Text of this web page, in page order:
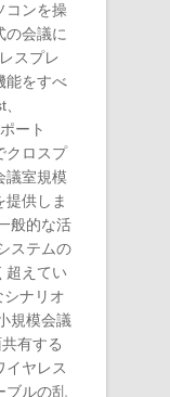
コンを操
の会議に
スプレ
能をすべ
ート
クロスプ
議室規模
提供しま
般的な活
ステムの
超えてい
ナリオ
規模会議
有する
イヤレス
ブルの乱